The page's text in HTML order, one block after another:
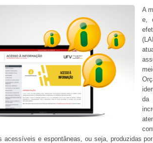
A
e,
da
acessíveis e espontâneas, ou seja, produzidas